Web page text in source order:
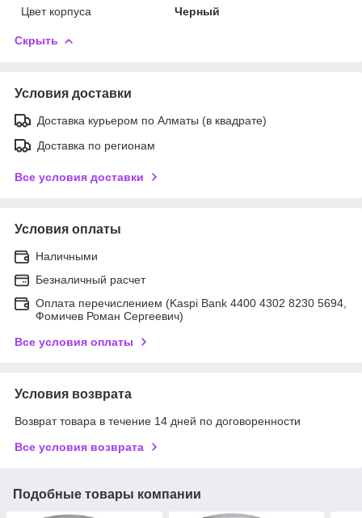
Цвет корпуса
Черный
Скрыть
Условия доставки
Доставка курьером по Алматы (в квадрате)
Доставка по регионам
Все условия доставки
Условия оплаты
Наличными
Безналичный расчет
Оплата перечислением (Kaspi Bank 4400 4302 8230 5694,
Фомичев Роман Сергеевич)
Все условия оплаты
Условия возврата
Возврат товара в течение 14 дней по договоренности
Все условия возврата
Подобные товары компании